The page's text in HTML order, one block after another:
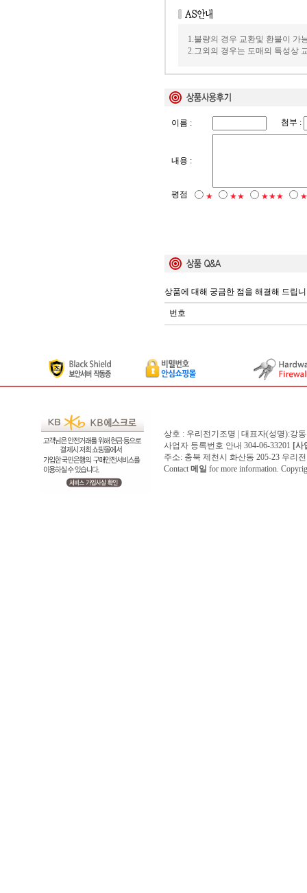
1.불량의 경우 교환및 환불이 가
2.그외의 경우는 도매의 특성상
이름 : 첨부 :
내용 :
평점 ★ ★★ ★★★
상품에 대해 궁금한 점을 해결해 드립
번호
상호 : 우리전기조명 | 대표자(성명):강
사업자 등록번호 안내 304-06-33201 [사
주소: 충북 제천시 화산동 205-23 우리
Contact 메일 for more information.